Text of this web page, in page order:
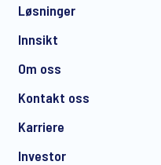
Løsninger
Innsikt
Om oss
Kontakt oss
Karriere
Investor